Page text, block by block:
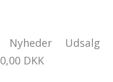
Nyheder Udsalg
0,00 DKK